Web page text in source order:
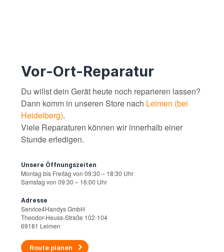
Vor-Ort-Reparatur
Du willst dein Gerät heute noch reparieren lassen?
Dann komm in unseren Store nach Leimen (bei
Heidelberg).
Viele Reparaturen können wir innerhalb einer
Stunde erledigen.
Unsere Öffnungszeiten
Montag bis Freitag von 09:30 – 18:30 Uhr
Samstag von 09:30 – 16:00 Uhr
Adresse
Service4Handys GmbH
Theodor-Heuss-Straße 102-104
69181 Leimen
Route planen